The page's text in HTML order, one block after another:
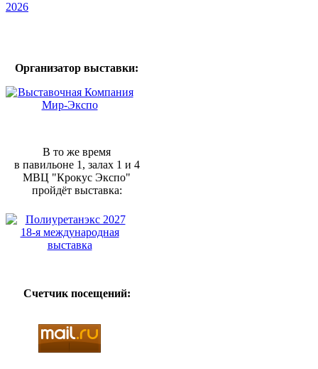
Организатор выставки:
В то же время
в павильоне 1, залах 1 и 4
МВЦ "Крокус Экспо"
пройдёт выставка:
Счетчик посещений: